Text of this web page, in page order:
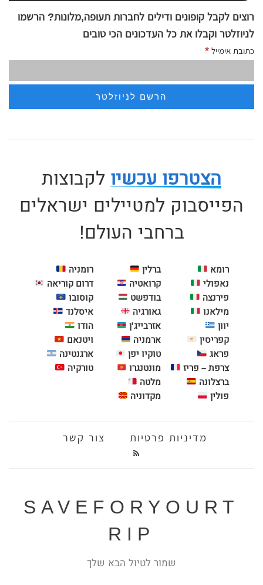
רוצים לקבל קופונים ודילים לחברות תעופה,מלונות? הרשמו
לניוזלטר וקבלו את כל העדכונים הכי טובים
כתובת אימייל *
הצטרפו עכשיו לקבוצות
הפייסבוק למטיילים ישראלים
ברחבי העולם!
רומא
נאפולי
פירנצה
מילאנו
יוון
קפריסין
פראג
צרפת – פריז
ברצלונה
פולין
ברלין
קרואטיה
בודפשט
גאורגיה
אזרבייג'ן
ארמניה
טוקיו יפן
מונטנגרו
מלטה
מקדוניה
רומניה
דרום קוריאה
קוסובו
איסלנד
הודו
ויטנאם
ארגנטינה
טורקיה
מדיניות פרטיות צור קשר
SAVEFORYOURT
RIP
שמור לטיול הבא שלך